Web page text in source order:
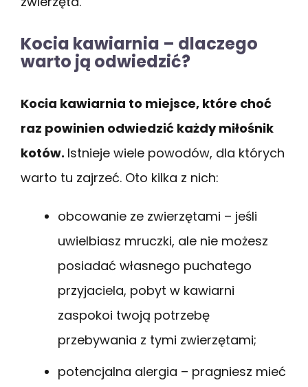
Kocia kawiarnia – dlaczego
warto ją odwiedzić?
Kocia kawiarnia to miejsce, które choć
raz powinien odwiedzić każdy miłośnik
kotów. Istnieje wiele powodów, dla których
warto tu zajrzeć. Oto kilka z nich:
obcowanie ze zwierzętami – jeśli
uwielbiasz mruczki, ale nie możesz
posiadać własnego puchatego
przyjaciela, pobyt w kawiarni
zaspokoi twoją potrzebę
przebywania z tymi zwierzętami;
potencjalna alergia – pragniesz mieć